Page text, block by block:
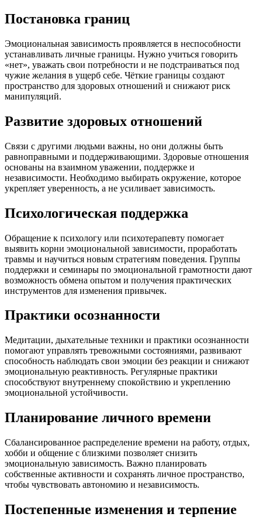
Постановка границ
Эмоциональная зависимость проявляется в неспособности
устанавливать личные границы. Нужно учиться говорить
«нет», уважать свои потребности и не подстраиваться под
чужие желания в ущерб себе. Чёткие границы создают
пространство для здоровых отношений и снижают риск
манипуляций.
Развитие здоровых отношений
Связи с другими людьми важны, но они должны быть
равноправными и поддерживающими. Здоровые отношения
основаны на взаимном уважении, поддержке и
независимости. Необходимо выбирать окружение, которое
укрепляет уверенность, а не усиливает зависимость.
Психологическая поддержка
Обращение к психологу или психотерапевту помогает
выявить корни эмоциональной зависимости, проработать
травмы и научиться новым стратегиям поведения. Группы
поддержки и семинары по эмоциональной грамотности дают
возможность обмена опытом и получения практических
инструментов для изменения привычек.
Практики осознанности
Медитации, дыхательные техники и практики осознанности
помогают управлять тревожными состояниями, развивают
способность наблюдать свои эмоции без реакции и снижают
эмоциональную реактивность. Регулярные практики
способствуют внутреннему спокойствию и укреплению
эмоциональной устойчивости.
Планирование личного времени
Сбалансированное распределение времени на работу, отдых,
хобби и общение с близкими позволяет снизить
эмоциональную зависимость. Важно планировать
собственные активности и сохранять личное пространство,
чтобы чувствовать автономию и независимость.
Постепенные изменения и терпение